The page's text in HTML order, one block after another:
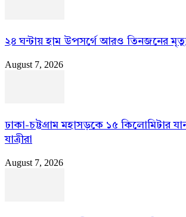
২৪ ঘন্টায় হাম উপসর্গে আরও তিনজনের
August 7, 2026
ঢাকা-চট্টগ্রাম মহাসড়কে ১৫ কিলোমিটার
যাত্রীরা
August 7, 2026